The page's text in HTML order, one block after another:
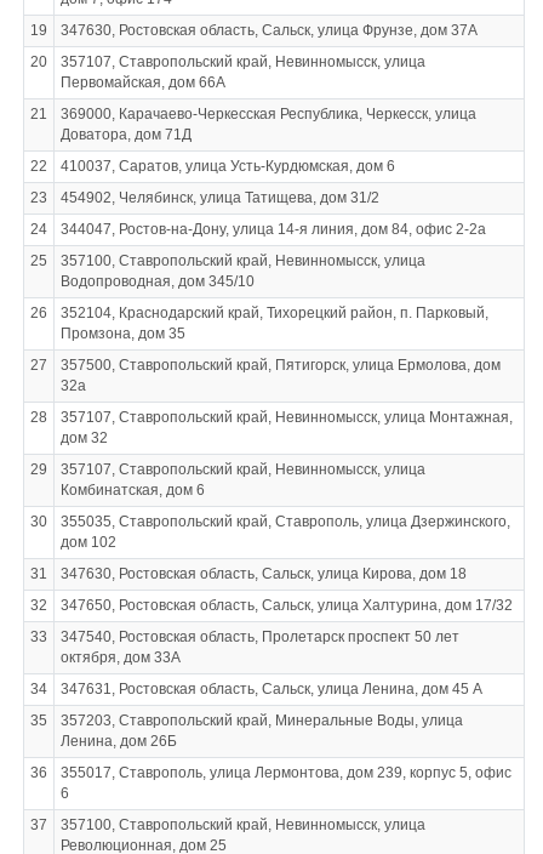
19
347630, Ростовская область, Сальск, улица Фрунзе, дом 37А
20
357107, Ставропольский край, Невинномысск, улица
Первомайская, дом 66А
21
369000, Карачаево-Черкесская Республика, Черкесск, улица
Доватора, дом 71Д
22
410037, Саратов, улица Усть-Курдюмская, дом 6
23
454902, Челябинск, улица Татищева, дом 31/2
24
344047, Ростов-на-Дону, улица 14-я линия, дом 84, офис 2-2а
25
357100, Ставропольский край, Невинномысск, улица
Водопроводная, дом 345/10
26
352104, Краснодарский край, Тихорецкий район, п. Парковый,
Промзона, дом 35
27
357500, Ставропольский край, Пятигорск, улица Ермолова, дом
32а
28
357107, Ставропольский край, Невинномысск, улица Монтажная,
дом 32
29
357107, Ставропольский край, Невинномысск, улица
Комбинатская, дом 6
30
355035, Ставропольский край, Ставрополь, улица Дзержинского,
дом 102
31
347630, Ростовская область, Сальск, улица Кирова, дом 18
32
347650, Ростовская область, Сальск, улица Халтурина, дом 17/32
33
347540, Ростовская область, Пролетарск проспект 50 лет
октября, дом 33А
34
347631, Ростовская область, Сальск, улица Ленина, дом 45 А
35
357203, Ставропольский край, Минеральные Воды, улица
Ленина, дом 26Б
36
355017, Ставрополь, улица Лермонтова, дом 239, корпус 5, офис
6
37
357100, Ставропольский край, Невинномысск, улица
Революционная, дом 25